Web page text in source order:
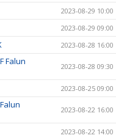
2023-08-29 10:00
2023-08-29 09:00
2023-08-28 16:00
Falun
2023-08-28 09:30
2023-08-25 09:00
2023-08-22 16:00
2023-08-22 14:00